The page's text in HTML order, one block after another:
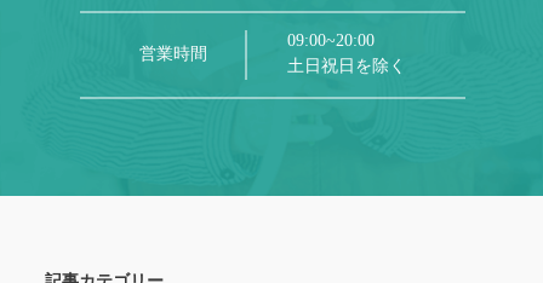
営業時間
09:00~20:00
土日祝日を除く